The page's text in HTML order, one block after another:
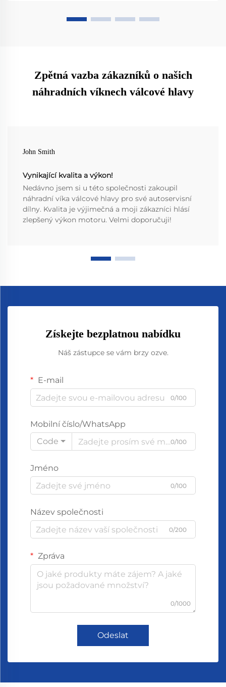
Zpětná vazba zákazníků o našich
náhradních víknech válcové hlavy
John Smith
Vynikající kvalita a výkon!
Nedávno jsem si u této společnosti zakoupil
náhradní víka válcové hlavy pro své autoservisní
dílny. Kvalita je výjimečná a moji zákazníci hlásí
zlepšený výkon motoru. Velmi doporučuji!
Získejte bezplatnou nabídku
Náš zástupce se vám brzy ozve.
E-mail
0/100
Mobilní číslo/WhatsApp
Code
0/100
Jméno
0/100
Název společnosti
0/200
Zpráva
0/1000
Odeslat